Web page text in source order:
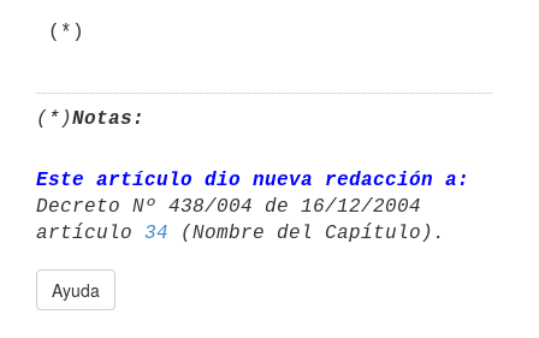
(*)
(*)Notas:
Este artículo dio nueva redacción a:
Decreto Nº 438/004 de 16/12/2004
artículo 34
Ayuda